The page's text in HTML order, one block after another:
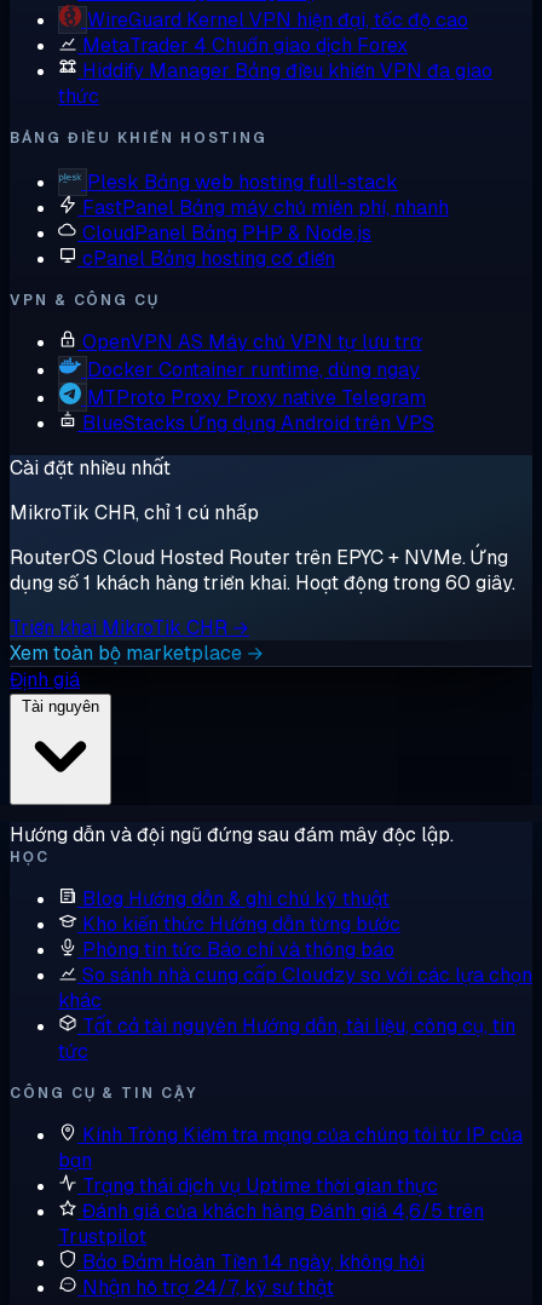
WireGuard Kernel VPN hiện đại, tốc độ cao
MetaTrader 4 Chuẩn giao dịch Forex
Hiddify Manager Bảng điều khiển VPN đa giao
thức
BẢNG ĐIỀU KHIỂN HOSTING
Plesk Bảng web hosting full-stack
FastPanel Bảng máy chủ miễn phí, nhanh
CloudPanel Bảng PHP & Node.js
cPanel Bảng hosting cổ điển
VPN & CÔNG CỤ
OpenVPN AS Máy chủ VPN tự lưu trữ
Docker Container runtime, dùng ngay
MTProto Proxy Proxy native Telegram
BlueStacks Ứng dụng Android trên VPS
Cài đặt nhiều nhất
MikroTik CHR, chỉ 1 cú nhấp
RouterOS Cloud Hosted Router trên EPYC + NVMe. Ứng
dụng số 1 khách hàng triển khai. Hoạt động trong 60 giây.
Triển khai MikroTik CHR →
Xem toàn bộ marketplace →
Định giá
Hướng dẫn và đội ngũ đứng sau đám mây độc lập.
HỌC
Blog Hướng dẫn & ghi chú kỹ thuật
Kho kiến thức Hướng dẫn từng bước
Phòng tin tức Báo chí và thông báo
So sánh nhà cung cấp Cloudzy so với các lựa chọn
khác
Tất cả tài nguyên Hướng dẫn, tài liệu, công cụ, tin
tức
CÔNG CỤ & TIN CẬY
Kính Tròng Kiểm tra mạng của chúng tôi từ IP của
bạn
Trạng thái dịch vụ Uptime thời gian thực
Đánh giá của khách hàng Đánh giá 4,6/5 trên
Trustpilot
Bảo Đảm Hoàn Tiền 14 ngày, không hỏi
Nhận hỗ trợ 24/7, kỹ sư thật